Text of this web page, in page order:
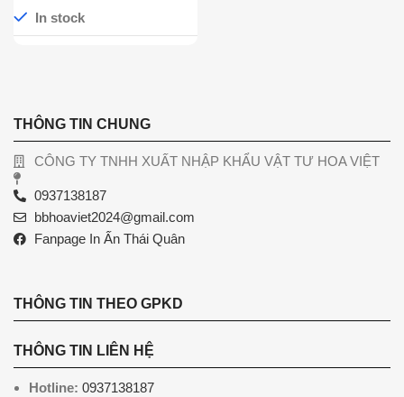
In stock
THÔNG TIN CHUNG
CÔNG TY TNHH XUẤT NHẬP KHẨU VẬT TƯ HOA VIỆT
0937138187
bbhoaviet2024@gmail.com
Fanpage In Ấn Thái Quân
THÔNG TIN THEO GPKD
THÔNG TIN LIÊN HỆ
Hotline: 0937138187